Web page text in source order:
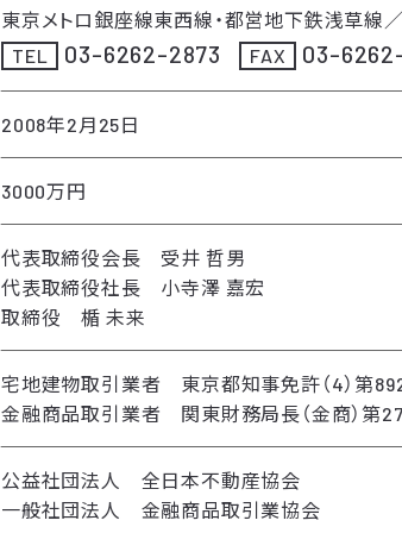
東京メトロ銀座線東西線・都営地下鉄浅草線
TEL
03-6262-2873 FAX 03-
2008年2月25日
3000万円
代表取締役会長 受井 哲男
代表取締役社長 小寺澤 嘉宏
取締役 楯 未来
宅地建物取引業者 東京都知事免許（4）第
金融商品取引業者 関東財務局長（金商）第
公益社団法人 全日本不動産協会
一般社団法人 金融商品取引業協会